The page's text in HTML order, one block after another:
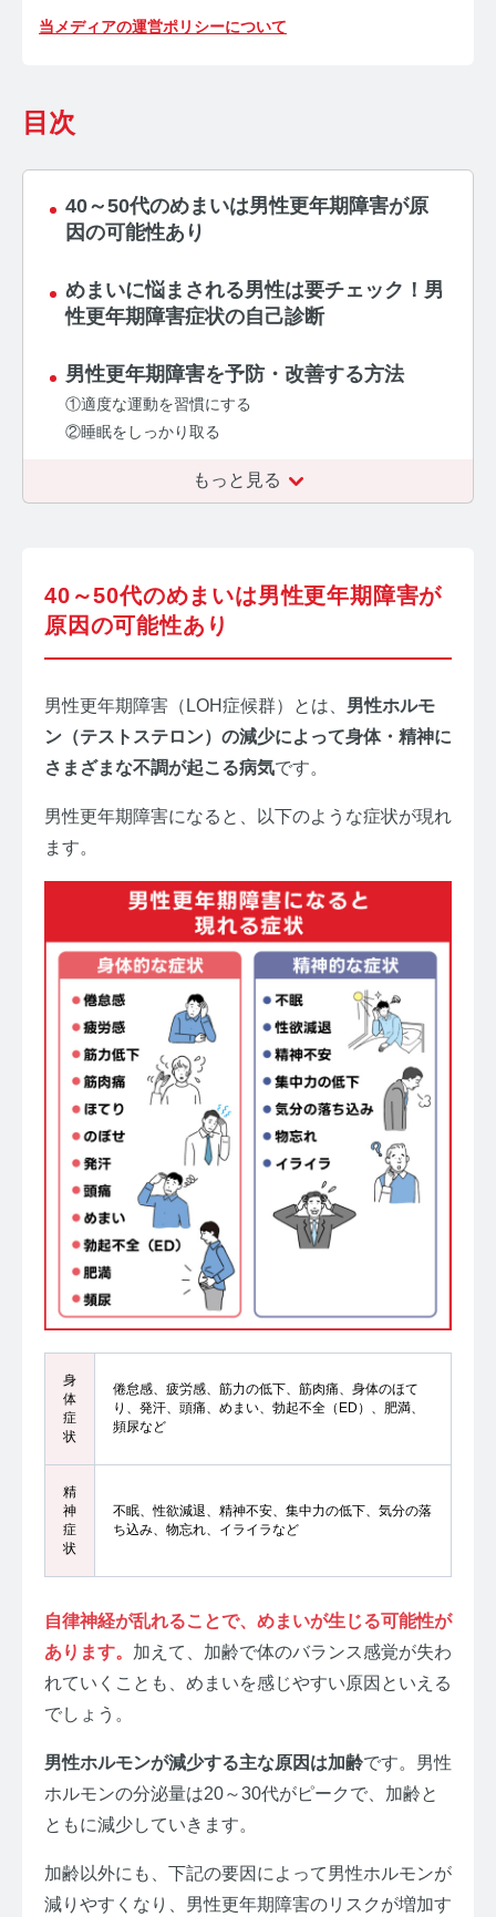
当メディアの運営ポリシーについて
目次
40～50代のめまいは男性更年期障害が原
因の可能性あり
めまいに悩まされる男性は要チェック！男
性更年期障害症状の自己診断
男性更年期障害を予防・改善する方法
①適度な運動を習慣にする
②睡眠をしっかり取る
もっと見る
40～50代のめまいは男性更年期障害が
原因の可能性あり
男性更年期障害（LOH症候群）とは、 男性ホルモ
ン（テストステロン）の減少によって身体・精神に
さまざまな不調が起こる病気です。
男性更年期障害になると、以下のような症状が現れ
ます。
身
体
症
状
倦怠感、疲労感、筋力の低下、筋肉痛、身体のほて
り、発汗、頭痛、めまい、勃起不全（ED）、肥満、
頻尿など
精
神
症
状
不眠、性欲減退、精神不安、集中力の低下、気分の落
ち込み、物忘れ、イライラなど
自律神経が乱れることで、めまいが生じる可能性が
あります。 加えて、加齢で体のバランス感覚が失わ
れていくことも、めまいを感じやすい原因といえる
でしょう。
男性ホルモンが減少する主な原因は加齢です。男性
ホルモンの分泌量は20～30代がピークで、加齢と
ともに減少していきます。
加齢以外にも、下記の要因によって男性ホルモンが
減りやすくなり、男性更年期障害のリスクが増加す